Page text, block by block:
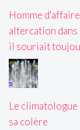
Homme
altercation dans
il souriait
Le climatologue
sa colère